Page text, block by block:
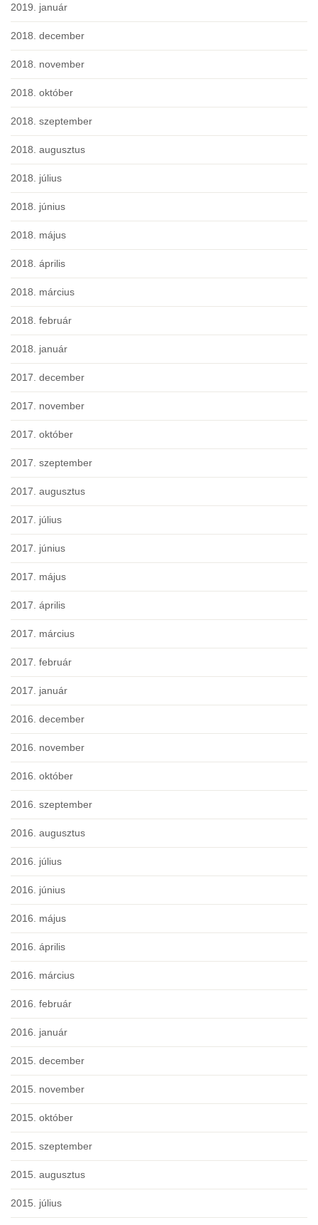
2019. január
2018. december
2018. november
2018. október
2018. szeptember
2018. augusztus
2018. július
2018. június
2018. május
2018. április
2018. március
2018. február
2018. január
2017. december
2017. november
2017. október
2017. szeptember
2017. augusztus
2017. július
2017. június
2017. május
2017. április
2017. március
2017. február
2017. január
2016. december
2016. november
2016. október
2016. szeptember
2016. augusztus
2016. július
2016. június
2016. május
2016. április
2016. március
2016. február
2016. január
2015. december
2015. november
2015. október
2015. szeptember
2015. augusztus
2015. július